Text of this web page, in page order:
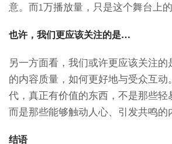
意。而1万播放量，只是这个舞台上的
也许，我们更应该关注的是…
另一方面看，我们或许更应该关注的
的内容质量，如何更好地与受众互
代，真正有价值的东西，不是那些轻
而是那些能够触动人心、引发共鸣的
结语